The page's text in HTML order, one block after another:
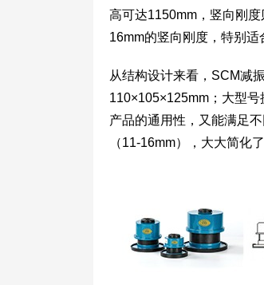
高可达1150mm，竖向刚
16mm的竖向刚度，特别适
从结构设计来看，SCM减
110×105×125mm；大型
产品的通用性，又能满足
（11-16mm），大大简化